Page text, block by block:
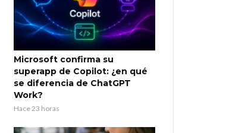
Microsoft confirma su
superapp de Copilot: ¿en qué
se diferencia de ChatGPT
Work?
Hace 23 horas